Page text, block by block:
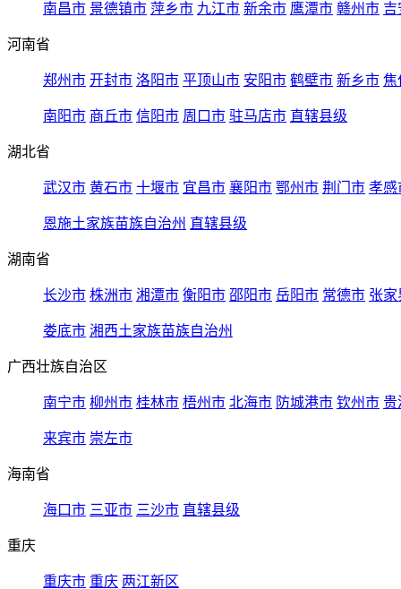
南昌市 景德镇市 萍乡市 九江市 新余市 鹰潭市 赣州市 吉
河南省
郑州市 开封市 洛阳市 平顶山市 安阳市 鹤壁市 新乡市 焦
南阳市 商丘市 信阳市 周口市 驻马店市 直辖县级
湖北省
武汉市 黄石市 十堰市 宜昌市 襄阳市 鄂州市 荆门市 孝感
恩施土家族苗族自治州 直辖县级
湖南省
长沙市 株洲市 湘潭市 衡阳市 邵阳市 岳阳市 常德市 张家
娄底市 湘西土家族苗族自治州
广西壮族自治区
南宁市 柳州市 桂林市 梧州市 北海市 防城港市 钦州市 贵
来宾市 崇左市
海南省
海口市 三亚市 三沙市 直辖县级
重庆
重庆市 重庆 两江新区